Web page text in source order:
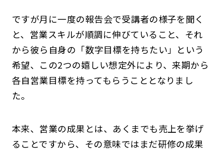
ですが月に一度の報告会で受講者の様子を聞く
と、営業スキルが順調に伸びていること、それ
から彼ら自身の「数字目標を持ちたい」という
希望、この2つの嬉しい想定外により、来期から
各自営業目標を持ってもらうこととなりまし
た。
本来、営業の成果とは、あくまでも売上を挙げ
ることですから、その意味ではまだ研修の成果